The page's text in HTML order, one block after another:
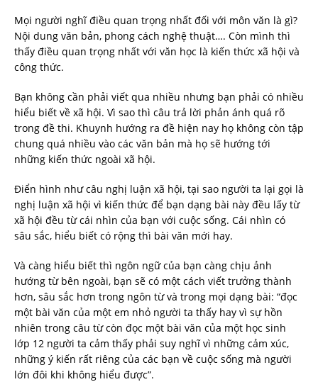
Mọi người nghĩ điều quan trọng nhất đối với môn văn là gì?
Nội dung văn bản, phong cách nghệ thuật…. Còn mình thì
thấy điều quan trọng nhất với văn học là kiến thức xã hội và
công thức.
Bạn không cần phải viết qua nhiều nhưng bạn phải có nhiều
hiểu biết về xã hội. Vì sao thì câu trả lời phản ánh quá rõ
trong đề thi. Khuynh hướng ra đề hiện nay họ không còn tập
chung quá nhiều vào các văn bản mà họ sẽ hướng tới
những kiến thức ngoài xã hội.
Điển hình như câu nghị luận xã hội, tại sao người ta lại gọi là
nghị luận xã hội vì kiến thức để bạn dạng bài này đều lấy từ
xã hội đều từ cái nhìn của bạn với cuộc sống. Cái nhìn có
sâu sắc, hiểu biết có rộng thì bài văn mới hay.
Và càng hiểu biết thì ngôn ngữ của bạn càng chịu ảnh
hướng từ bên ngoài, bạn sẽ có một cách viết trưởng thành
hơn, sâu sắc hơn trong ngôn từ và trong mọi dạng bài: “đọc
một bài văn của một em nhỏ người ta thấy hay vì sự hồn
nhiên trong câu từ còn đọc một bài văn của một học sinh
lớp 12 người ta cảm thấy phải suy nghĩ vì những cảm xúc,
những ý kiến rất riêng của các bạn về cuộc sống mà người
lớn đôi khi không hiểu được”.